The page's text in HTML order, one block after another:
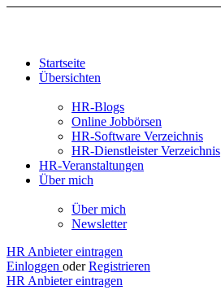
Startseite
Übersichten
HR-Blogs
Online Jobbörsen
HR-Software Verzeichnis
HR-Dienstleister Verzeichnis
HR-Veranstaltungen
Über mich
Über mich
Newsletter
HR Anbieter eintragen
Einloggen oder Registrieren
HR Anbieter eintragen